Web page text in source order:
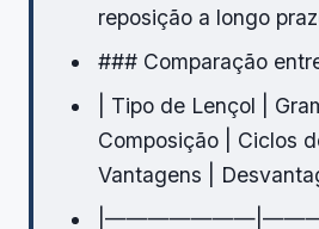
reposição a longo
### Comparação
| Tipo de Lençol |
Composição | Ciclos
Vantagens |